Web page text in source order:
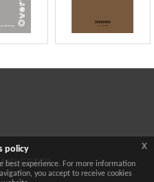
policy
best experience. For more information
you accept to receive cookies
x